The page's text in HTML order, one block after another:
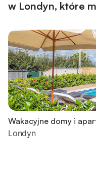
w Londyn, które
Wakacyjne domy i
Londyn